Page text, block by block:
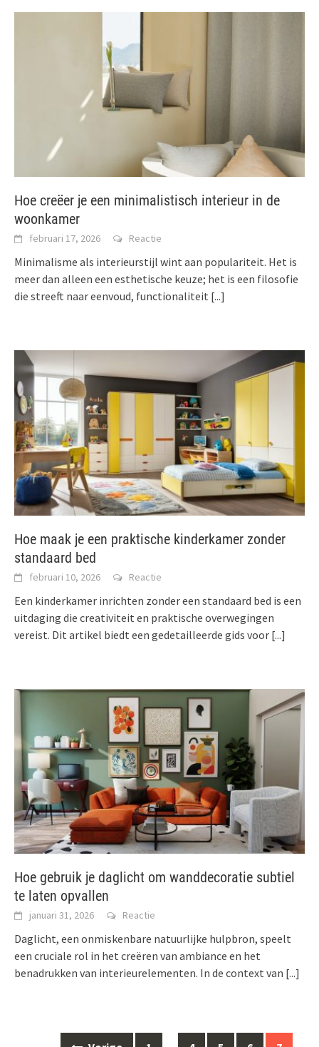
Hoe creëer je een minimalistisch interieur in de
woonkamer
februari 17, 2026 Reactie
Minimalisme als interieurstijl wint aan populariteit. Het is
meer dan alleen een esthetische keuze; het is een filosofie
die streeft naar eenvoud, functionaliteit [...]
Hoe maak je een praktische kinderkamer zonder
standaard bed
februari 10, 2026 Reactie
Een kinderkamer inrichten zonder een standaard bed is een
uitdaging die creativiteit en praktische overwegingen
vereist. Dit artikel biedt een gedetailleerde gids voor [...]
Hoe gebruik je daglicht om wanddecoratie subtiel
te laten opvallen
januari 31, 2026 Reactie
Daglicht, een onmiskenbare natuurlijke hulpbron, speelt
een cruciale rol in het creëren van ambiance en het
benadrukken van interieurelementen. In de context van [...]